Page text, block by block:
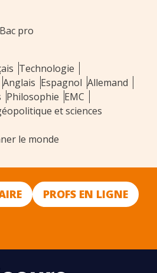
Bac pro
Technologie
Anglais Espagnol Allemand
Philosophie EMC
et sciences
le monde
PROFS EN LIGNE